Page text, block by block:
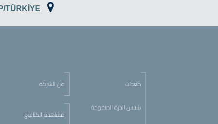
TÜRKİYE
معدات
شيبس الذرة المنفوخة
عن الشركة
مشاهدة الكتالوج